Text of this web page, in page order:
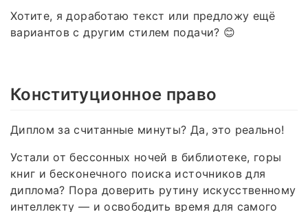
Хотите, я доработаю текст или предложу ещё
вариантов с другим стилем подачи? 😊
Конституционное право
Диплом за считанные минуты? Да, это реально!
Устали от бессонных ночей в библиотеке, горы
книг и бесконечного поиска источников для
диплома? Пора доверить рутину искусственному
интеллекту — и освободить время для самого